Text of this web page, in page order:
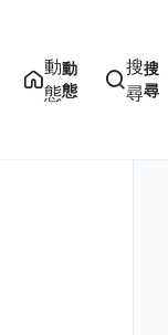
動
態
動
態
搜
尋
搜
尋